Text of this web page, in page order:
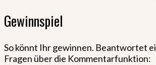
Gewinnspiel
So könnt Ihr gewinnen. Beantwortet
Fragen über die Kommentarfunktion: